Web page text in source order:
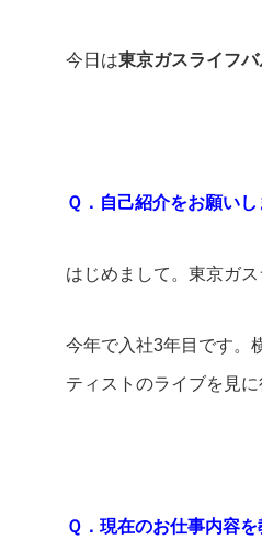
ヨコエネ公式ブログ
今日は東京ガスライフ
Ｑ．自己紹介をお願いし
はじめまして。東京ガ
今年で入社3年目です。
ティストのライブを見
Ｑ．現在のお仕事内容を